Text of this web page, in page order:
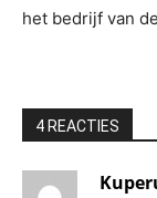
het bedrijf van
4 REACTIES